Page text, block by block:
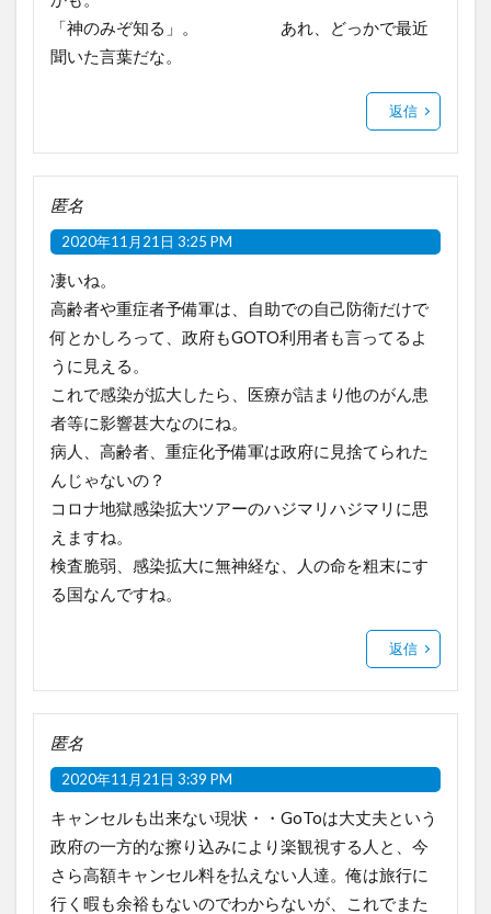
「神のみぞ知る」。 あれ、どっかで最近
聞いた言葉だな。
返信
匿名
2020年11月21日 3:25 PM
凄いね。
高齢者や重症者予備軍は、自助での自己防衛だけで
何とかしろって、政府もGOTO利用者も言ってるよ
うに見える。
これで感染が拡大したら、医療が詰まり他のがん患
者等に影響甚大なのにね。
病人、高齢者、重症化予備軍は政府に見捨てられた
んじゃないの？
コロナ地獄感染拡大ツアーのハジマリハジマリに思
えますね。
検査脆弱、感染拡大に無神経な、人の命を粗末にす
る国なんですね。
返信
匿名
2020年11月21日 3:39 PM
キャンセルも出来ない現状・・GoToは大丈夫という
政府の一方的な擦り込みにより楽観視する人と、今
さら高額キャンセル料を払えない人達。俺は旅行に
行く暇も余裕もないのでわからないが、これでまた